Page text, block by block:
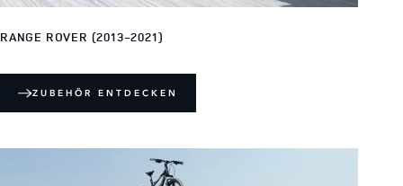
RANGE ROVER (2013-2021)
ZUBEHÖR ENTDECKEN